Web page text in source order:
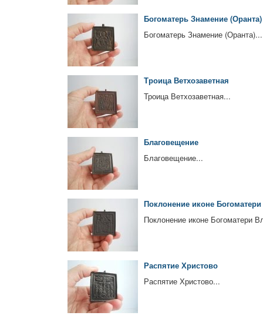
Богоматерь Знамение (Оранта)
Богоматерь Знамение (Оранта)...
Троица Ветхозаветная
Троица Ветхозаветная...
Благовещение
Благовещение...
Поклонение иконе
Поклонение иконе Богоматери
Распятие Христово
Распятие Христово...